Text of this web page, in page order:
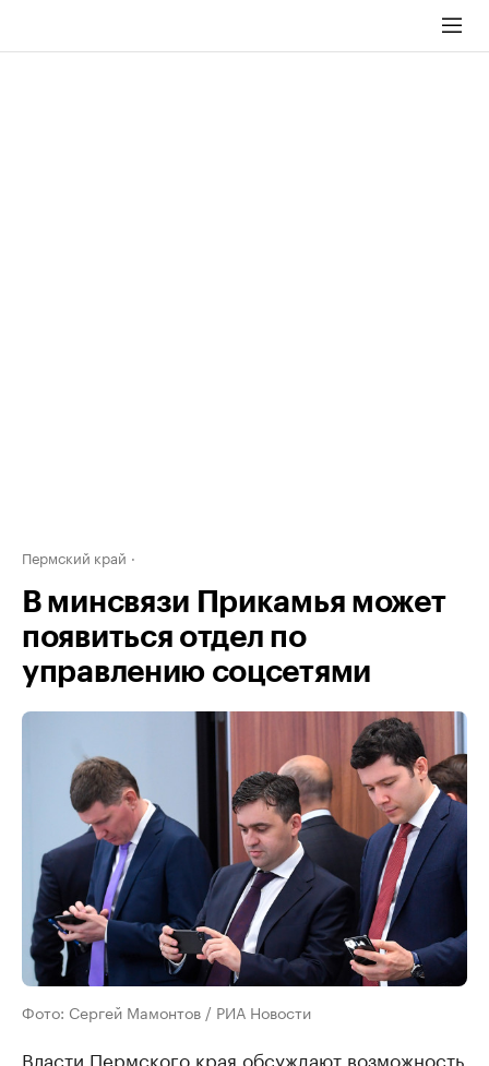
Пермский край
В минсвязи Прикамья может
появиться отдел по
управлению соцсетями
Фото: Сергей Мамонтов / РИА Новости
Власти Пермского края обсуждают возможность